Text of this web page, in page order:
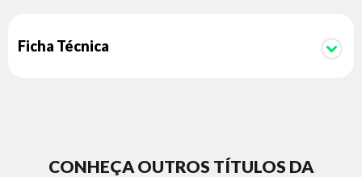
Ficha Técnica
CONHEÇA OUTROS TÍTULOS DA